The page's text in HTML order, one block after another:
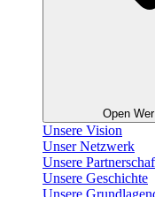
Open
Unsere Vision
Unser Netzwerk
Unsere
Unsere Geschichte
Unsere